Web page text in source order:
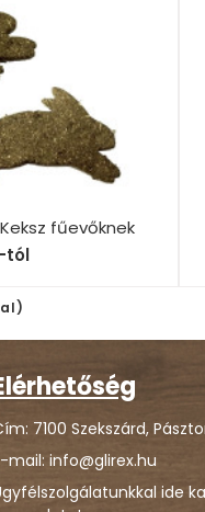
fűevőknek
tól
7100 Szekszárd,
mail: info@glirex.hu
ide